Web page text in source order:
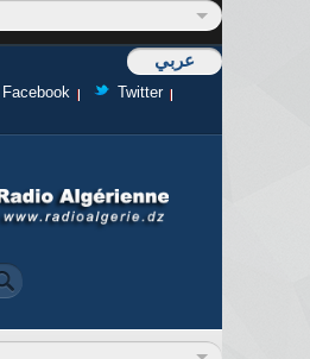
عربي
Facebook
Twitter
de recherche